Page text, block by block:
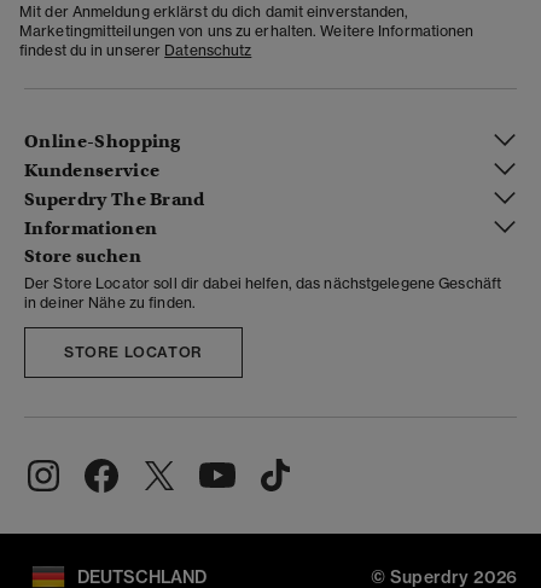
Mit der Anmeldung erklärst du dich damit einverstanden,
Marketingmitteilungen von uns zu erhalten. Weitere Informationen
findest du in unserer Datenschutz
Online-Shopping
Kundenservice
Superdry The Brand
Informationen
Store suchen
Der Store Locator soll dir dabei helfen, das nächstgelegene Geschäft
in deiner Nähe zu finden.
STORE LOCATOR
DEUTSCHLAND © Superdry 2026